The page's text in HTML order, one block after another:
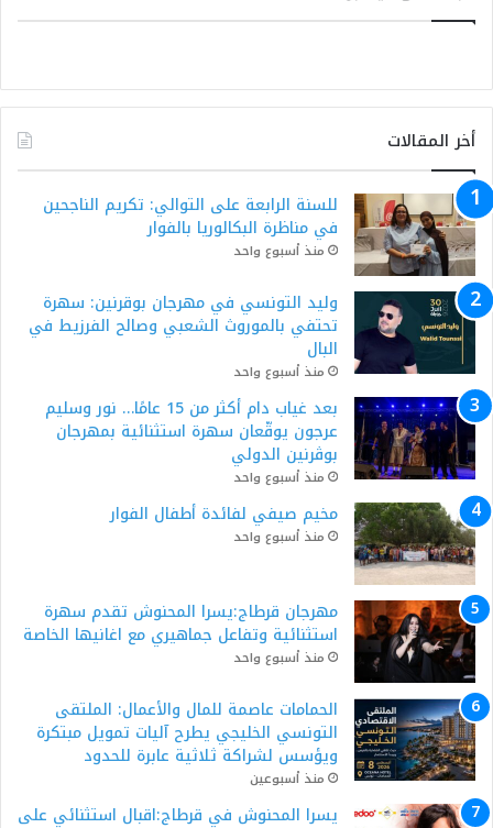
أخر المقالات
للسنة الرابعة على التوالي: تكريم الناجحين
في مناظرة البكالوريا بالفوار
منذ أسبوع واحد
وليد التونسي في مهرجان بوقرنين: سهرة
تحتفي بالموروث الشعبي وصالح الفرزيط في
البال
منذ أسبوع واحد
بعد غياب دام أكثر من 15 عامًا… نور وسليم
عرجون يوقّعان سهرة استثنائية بمهرجان
بوڨرنين الدولي
منذ أسبوع واحد
مخيم صيفي لفائدة أطفال الفوار
منذ أسبوع واحد
مهرجان قرطاج:يسرا المحنوش تقدم سهرة
استثنائية وتفاعل جماهيري مع اغانيها الخاصة
منذ أسبوع واحد
الحمامات عاصمة للمال والأعمال: الملتقى
التونسي الخليجي يطرح آليات تمويل مبتكرة
ويؤسس لشراكة ثلاثية عابرة للحدود
منذ أسبوعين
يسرا المحنوش في قرطاج:اقبال استثنائي على